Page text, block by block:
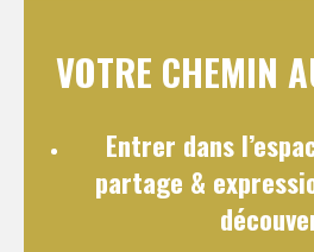
VOTRE CHEMIN
Entrer dans
partage &